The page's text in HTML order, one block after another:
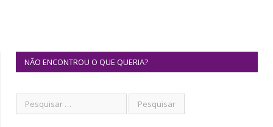
NÃO ENCONTROU O QUE QUERIA?